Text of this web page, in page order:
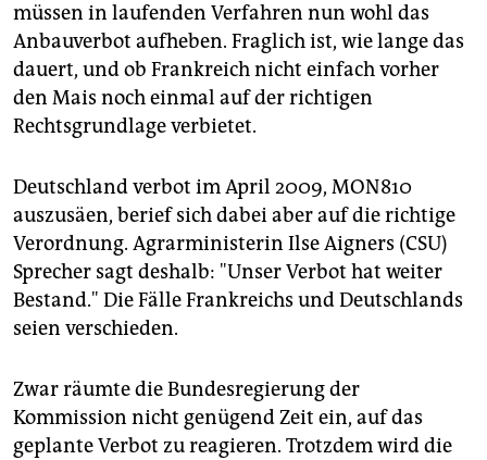
müssen in laufenden Verfahren nun wohl das
Anbauverbot aufheben. Fraglich ist, wie lange das
dauert, und ob Frankreich nicht einfach vorher
den Mais noch einmal auf der richtigen
Rechtsgrundlage verbietet.
Deutschland verbot im April 2009, MON810
auszusäen, berief sich dabei aber auf die richtige
Verordnung. Agrarministerin Ilse Aigners (CSU)
Sprecher sagt deshalb: "Unser Verbot hat weiter
Bestand." Die Fälle Frankreichs und Deutschlands
seien verschieden.
Zwar räumte die Bundesregierung der
Kommission nicht genügend Zeit ein, auf das
geplante Verbot zu reagieren. Trotzdem wird die